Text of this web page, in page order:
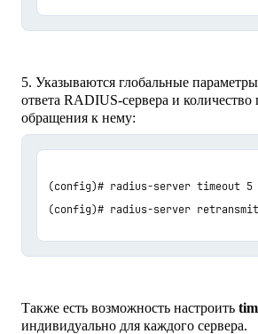
5. Указываются глобальные
ответа RADIUS-сервера и
обращения к нему:
(config)# radius-server timeout 5
(config)# radius-server
Также есть возможность настроить
индивидуально для каждого сервера.